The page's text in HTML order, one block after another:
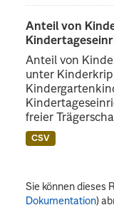
Anteil von
Anteil von
unter
freier
CSV
Sie können dieses
Dokumentation)